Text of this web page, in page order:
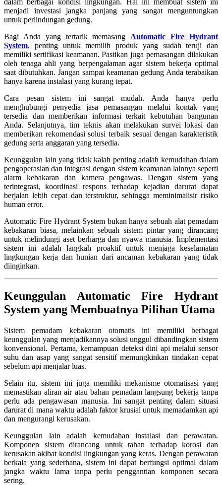
dalam berbagai kondisi lingkungan. Hal ini membuat sistem ini
menjadi investasi jangka panjang yang sangat menguntungkan
untuk perlindungan gedung.
Bagi Anda yang tertarik memasang Automatic Fire Hydrant
System, penting untuk memilih produk yang sudah teruji dan
memiliki sertifikasi keamanan. Pastikan juga pemasangan dilakukan
oleh tenaga ahli yang berpengalaman agar sistem bekerja optimal
saat dibutuhkan. Jangan sampai keamanan gedung Anda terabaikan
hanya karena instalasi yang kurang tepat.
Cara pesan sistem ini sangat mudah. Anda hanya perlu
menghubungi penyedia jasa pemasangan melalui kontak yang
tersedia dan memberikan informasi terkait kebutuhan bangunan
Anda. Selanjutnya, tim teknis akan melakukan survei lokasi dan
memberikan rekomendasi solusi terbaik sesuai dengan karakteristik
gedung serta anggaran yang tersedia.
Keunggulan lain yang tidak kalah penting adalah kemudahan dalam
pengoperasian dan integrasi dengan sistem keamanan lainnya seperti
alarm kebakaran dan kamera pengawas. Dengan sistem yang
terintegrasi, koordinasi respons terhadap kejadian darurat dapat
berjalan lebih cepat dan terstruktur, sehingga meminimalisir risiko
human error.
Automatic Fire Hydrant System bukan hanya sebuah alat pemadam
kebakaran biasa, melainkan sebuah sistem pintar yang dirancang
untuk melindungi aset berharga dan nyawa manusia. Implementasi
sistem ini adalah langkah proaktif untuk menjaga keselamatan
lingkungan kerja dan hunian dari ancaman kebakaran yang tidak
diinginkan.
Keunggulan Automatic Fire Hydrant
System yang Membuatnya Pilihan Utama
Sistem pemadam kebakaran otomatis ini memiliki berbagai
keunggulan yang menjadikannya solusi unggul dibandingkan sistem
konvensional. Pertama, kemampuan deteksi dini api melalui sensor
suhu dan asap yang sangat sensitif memungkinkan tindakan cepat
sebelum api menjalar luas.
Selain itu, sistem ini juga memiliki mekanisme otomatisasi yang
memastikan aliran air atau bahan pemadam langsung bekerja tanpa
perlu ada pengawasan manusia. Ini sangat penting dalam situasi
darurat di mana waktu adalah faktor krusial untuk memadamkan api
dan mengurangi kerusakan.
Keunggulan lain adalah kemudahan instalasi dan perawatan.
Komponen sistem dirancang untuk tahan terhadap korosi dan
kerusakan akibat kondisi lingkungan yang keras. Dengan perawatan
berkala yang sederhana, sistem ini dapat berfungsi optimal dalam
jangka waktu lama tanpa perlu penggantian komponen secara
sering.